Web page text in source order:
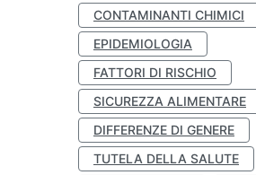
CONTAMINANTI CHIMICI
EPIDEMIOLOGIA
FATTORI DI RISCHIO
SICUREZZA ALIMENTARE
DIFFERENZE DI GENERE
TUTELA DELLA SALUTE